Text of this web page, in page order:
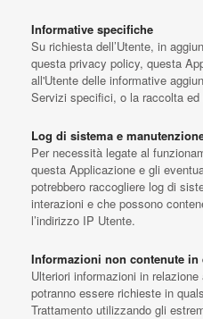
Informative specifiche
Su richiesta dell’Utente, in
questa privacy policy, questa
all'Utente delle informative
Servizi specifici, o la raccolta
Log di sistema e
Per necessità legate al
questa Applicazione e gli
potrebbero raccogliere log di
interazioni e che possono
l’indirizzo IP Utente.
Informazioni non contenute in
Ulteriori informazioni in
potranno essere richieste in
Trattamento utilizzando gli